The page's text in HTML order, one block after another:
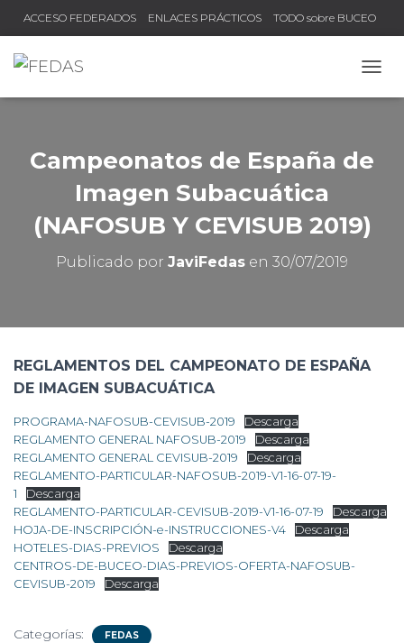
ACCESO FEDERADOS ENLACES PRÁCTICOS TODO sobre BUCEO
Campeonatos de España de
Imagen Subacuática
(NAFOSUB Y CEVISUB 2019)
Publicado por JaviFedas en 30/07/2019
REGLAMENTOS DEL CAMPEONATO DE ESPAÑA
DE IMAGEN SUBACUÁTICA
PROGRAMA-NAFOSUB-CEVISUB-2019
Descarga
REGLAMENTO GENERAL NAFOSUB-2019
Descarga
REGLAMENTO GENERAL CEVISUB-2019
Descarga
REGLAMENTO-PARTICULAR-NAFOSUB-2019-V1-16-07-19-
1
Descarga
REGLAMENTO-PARTICULAR-CEVISUB-2019-V1-16-07-19
Descarga
HOJA-DE-INSCRIPCIÓN-e-INSTRUCCIONES-V4
Descarga
HOTELES-DIAS-PREVIOS
Descarga
CENTROS-DE-BUCEO-DIAS-PREVIOS-OFERTA-NAFOSUB-
CEVISUB-2019
Descarga
Categorías: FEDAS